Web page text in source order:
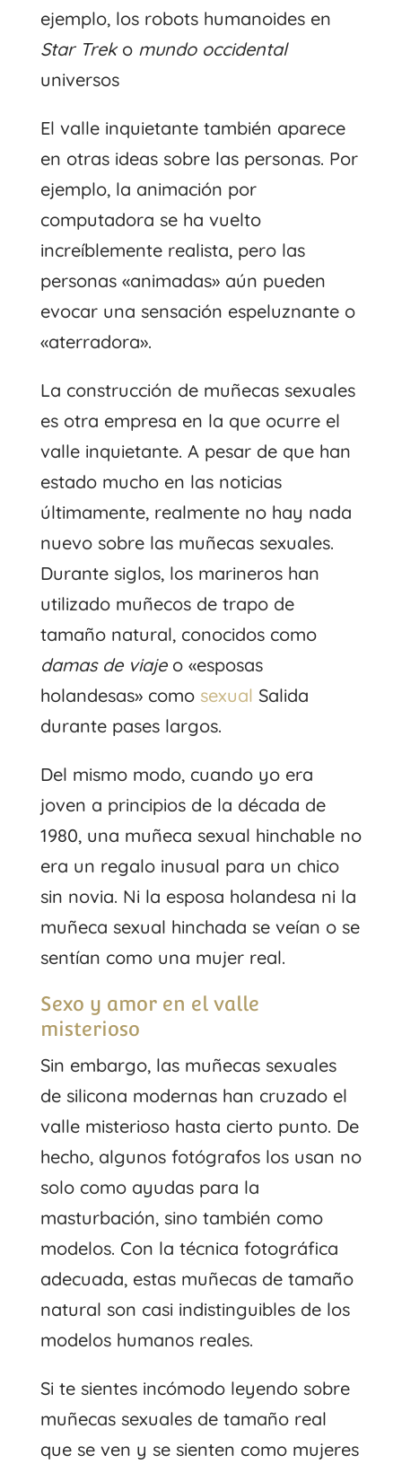
ejemplo, los robots humanoides en
Star Trek o mundo occidental
universos
El valle inquietante también aparece
en otras ideas sobre las personas. Por
ejemplo, la animación por
computadora se ha vuelto
increíblemente realista, pero las
personas «animadas» aún pueden
evocar una sensación espeluznante o
«aterradora».
La construcción de muñecas sexuales
es otra empresa en la que ocurre el
valle inquietante. A pesar de que han
estado mucho en las noticias
últimamente, realmente no hay nada
nuevo sobre las muñecas sexuales.
Durante siglos, los marineros han
utilizado muñecos de trapo de
tamaño natural, conocidos como
damas de viajeo «esposas
holandesas» como sexual Salida
durante pases largos.
Del mismo modo, cuando yo era
joven a principios de la década de
1980, una muñeca sexual hinchable no
era un regalo inusual para un chico
sin novia. Ni la esposa holandesa ni la
muñeca sexual hinchada se veían o se
sentían como una mujer real.
Sexo y amor en el valle
misterioso
Sin embargo, las muñecas sexuales
de silicona modernas han cruzado el
valle misterioso hasta cierto punto. De
hecho, algunos fotógrafos los usan no
solo como ayudas para la
masturbación, sino también como
modelos. Con la técnica fotográfica
adecuada, estas muñecas de tamaño
natural son casi indistinguibles de los
modelos humanos reales.
Si te sientes incómodo leyendo sobre
muñecas sexuales de tamaño real
que se ven y se sienten como mujeres